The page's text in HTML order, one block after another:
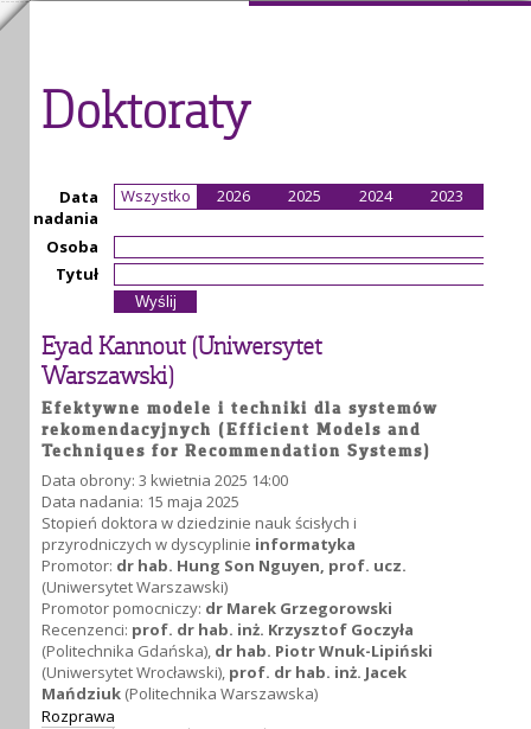
Doktoraty
Data
nadania
Wszystko 2026 2025 2024 2023
Osoba
Tytuł
Eyad Kannout (Uniwersytet
Warszawski)
Efektywne modele i techniki dla systemów
rekomendacyjnych (Efficient Models and
Techniques for Recommendation Systems)
Data obrony: 3 kwietnia 2025 14:00
Data nadania: 15 maja 2025
Stopień doktora w dziedzinie nauk ścisłych i
przyrodniczych w dyscyplinie informatyka
Promotor: dr hab. Hung Son Nguyen, prof. ucz.
(Uniwersytet Warszawski)
Promotor pomocniczy: dr Marek Grzegorowski
Recenzenci: prof. dr hab. inż. Krzysztof Goczyła
(Politechnika Gdańska), dr hab. Piotr Wnuk-Lipiński
(Uniwersytet Wrocławski), prof. dr hab. inż. Jacek
Mańdziuk (Politechnika Warszawska)
Rozprawa